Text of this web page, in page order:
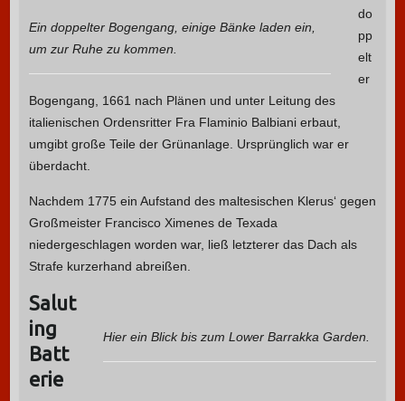
Ein doppelter Bogengang, einige Bänke laden ein,
um zur Ruhe zu kommen.
do
pp
elt
er
Bogengang, 1661 nach Plänen und unter Leitung des
italienischen Ordensritter Fra Flaminio Balbiani erbaut,
umgibt große Teile der Grünanlage. Ursprünglich war er
überdacht.
Nachdem 1775 ein Aufstand des maltesischen Klerus‘ gegen
Großmeister Francisco Ximenes de Texada
niedergeschlagen worden war, ließ letzterer das Dach als
Strafe kurzerhand abreißen.
Hier ein Blick bis zum Lower Barrakka Garden.
Salut
ing
Batt
erie